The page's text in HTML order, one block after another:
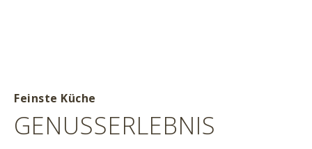
Feinste Küche
GENUSSERLEBNIS